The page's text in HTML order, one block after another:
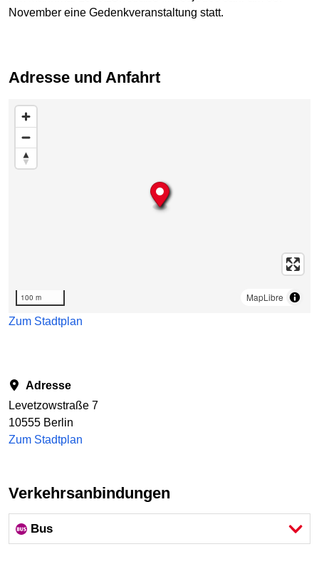
November eine Gedenkveranstaltung statt.
Adresse und Anfahrt
Karte überspringen
100 m
MapLibre
Zum Stadtplan
Adresse
Levetzowstraße 7
10555 Berlin
Zum Stadtplan
Verkehrsanbindungen
Bus